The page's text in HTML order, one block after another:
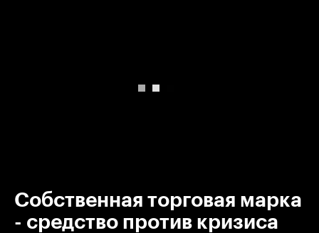
Собственная торговая марка
- средство против кризиса